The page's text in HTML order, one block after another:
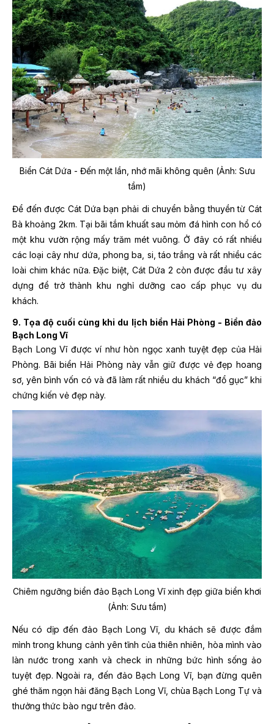
Biển Cát Dứa - Đến một lần, nhớ mãi không quên (Ảnh: Sưu
tầm)
Để đến được Cát Dứa bạn phải di chuyển bằng thuyền từ Cát
Bà khoảng 2km. Tại bãi tắm khuất sau mỏm đá hình con hổ có
một khu vườn rộng mấy trăm mét vuông. Ở đây có rất nhiều
các loại cây như dứa, phong ba, si, táo trắng và rất nhiều các
loài chim khác nữa. Đặc biệt, Cát Dứa 2 còn được đầu tư xây
dựng để trở thành khu nghỉ dưỡng cao cấp phục vụ du
khách.
9. Tọa độ cuối cùng khi du lịch biển Hải Phòng - Biển đảo
Bạch Long Vĩ
Bạch Long Vĩ được ví như hòn ngọc xanh tuyệt đẹp của Hải
Phòng. Bãi biển Hải Phòng này vẫn giữ được vẻ đẹp hoang
sơ, yên bình vốn có và đã làm rất nhiều du khách “đổ gục” khi
chứng kiến vẻ đẹp này.
Chiêm ngưỡng biển đảo Bạch Long Vĩ xinh đẹp giữa biển khơi
(Ảnh: Sưu tầm)
Nếu có dịp đến đảo Bạch Long Vĩ, du khách sẽ được đắm
mình trong khung cảnh yên tĩnh của thiên nhiên, hòa mình vào
làn nước trong xanh và check in những bức hình sống ảo
tuyệt đẹp. Ngoài ra, đến đảo Bạch Long Vĩ, bạn đừng quên
ghé thăm ngọn hải đăng Bạch Long Vĩ, chùa Bạch Long Tự và
thưởng thức bào ngư trên đảo.